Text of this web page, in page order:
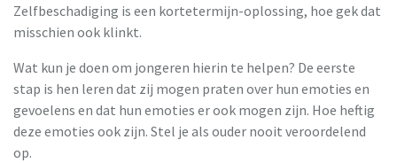
Zelfbeschadiging is een kortetermijn-oplossing, hoe gek dat
misschien ook klinkt.
Wat kun je doen om jongeren hierin te helpen? De eerste
stap is hen leren dat zij mogen praten over hun emoties en
gevoelens en dat hun emoties er ook mogen zijn. Hoe heftig
deze emoties ook zijn. Stel je als ouder nooit veroordelend
op.